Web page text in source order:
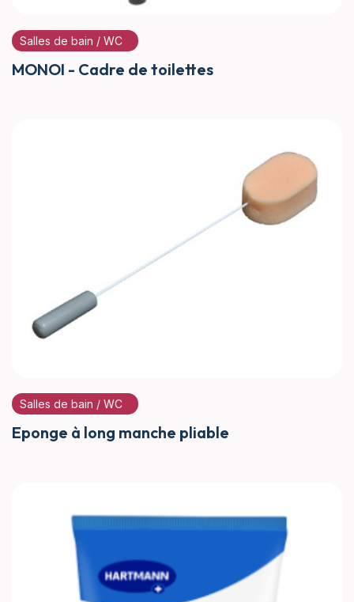
Salles de bain / WC
MONOI - Cadre de toilettes
Salles de bain / WC
Eponge à long manche pliable